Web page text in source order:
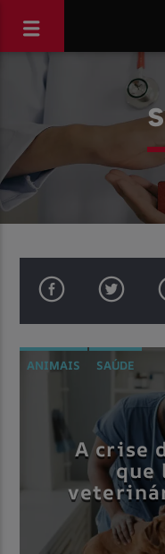
ANIMAIS SAÚDE
A crise
que